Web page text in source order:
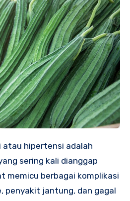
sering kali dianggap
memicu berbagai komplikasi
penyakit jantung, dan gagal